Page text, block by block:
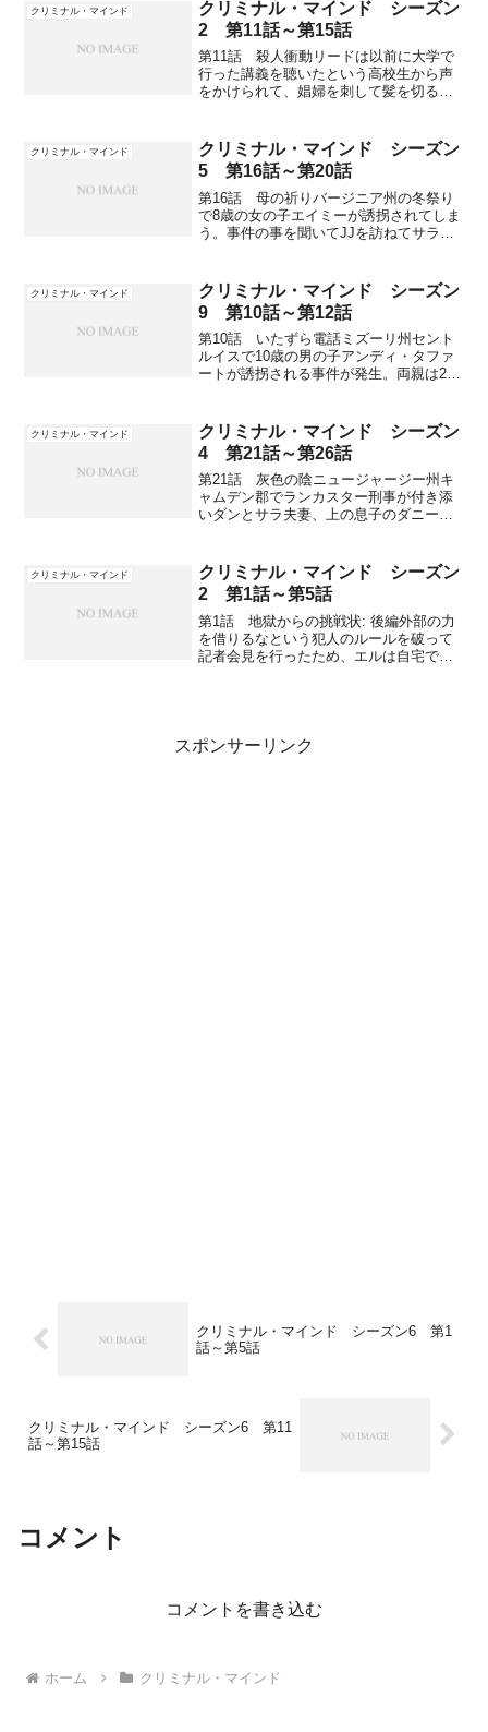
物が絡んでいることは公...
クリミナル・マインド
クリミナル・マインド シーズン
2 第11話～第15話
第11話 殺人衝動リードは以前に大学で
行った講義を聴いたという高校生から声
をかけられて、娼婦を刺して髪を切ると
ぬものを感じたリードはBAUに到着早々
娼婦の連続殺人事件が...
クリミナル・マインド
クリミナル・マインド シーズン
5 第16話～第20話
第16話 母の祈りバージニア州の冬祭り
で8歳の女の子エイミーが誘拐されてしま
う。事件の事を聞いてJJを訪ねてサラが
あるとJJのところにやって来ては24時間
経つといなく...
クリミナル・マインド
クリミナル・マインド シーズン
9 第10話～第12話
第10話 いたずら電話ミズーリ州セント
ルイスで10歳の男の子アンディ・タファ
ートが誘拐される事件が発生。両親は2週
に気付いた朝にはドアに大量の豚の血が
塗られていた。両親...
クリミナル・マインド
クリミナル・マインド シーズン
4 第21話～第26話
第21話 灰色の陰ニュージャージー州キ
ャムデン郡でランカスター刑事が付き添
いダンとサラ夫妻、上の息子のダニーが
いでいた。過去に近隣で2件の児童誘拐殺
害事件が起こってい...
クリミナル・マインド
クリミナル・マインド シーズン
2 第1話～第5話
第1話 地獄からの挑戦状: 後編外部の力
を借りるなという犯人のルールを破って
記者会見を行ったため、エルは自宅で銃
スポンサーリンク
クリミナル・マインド シーズン6 第1
話～第5話
クリミナル・マインド シーズン6 第11
話～第15話
コメント
コメントを書き込む
ホーム クリミナル・マインド